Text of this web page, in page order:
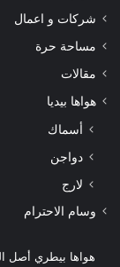
شركات و اعمال
مساحة حرة
مقالات
هواها بيديا
أسماك
دواجن
لارج
وسام الاحترام
هواها بيطري أصل